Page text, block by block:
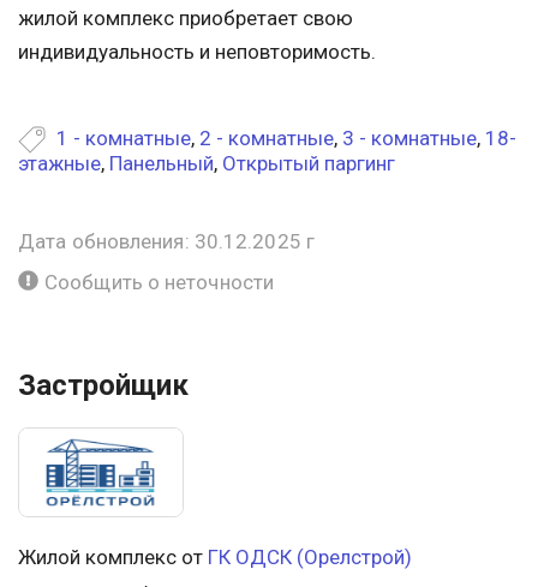
жилой комплекс приобретает свою
индивидуальность и неповторимость.
1 - комнатные, 2 - комнатные, 3 - комнатные, 18-
этажные, Панельный, Открытый паргинг
Дата обновления: 30.12.2025 г
Сообщить о неточности
Застройщик
Жилой комплекс от ГК ОДСК (Орелстрой)